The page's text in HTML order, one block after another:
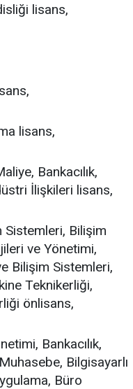
lisans,
lisans,
Bankacılık,
İlişkileri lisans,
Sistemleri, Bilişim
ve Yönetimi,
Bilişim Sistemleri,
Teknikerliği,
önlisans,
Bankacılık,
Bilgisayarlı
Büro